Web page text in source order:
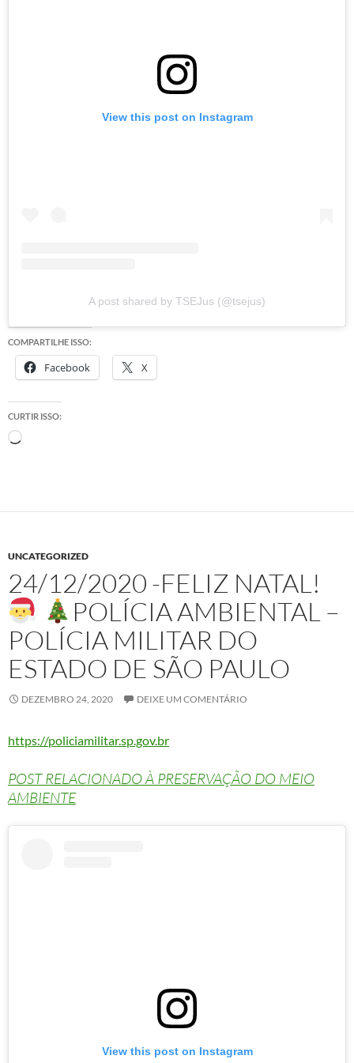
View this post on Instagram
A post shared by TSEJus (@tsejus)
COMPARTILHE ISSO:
Facebook X
CURTIR ISSO:
Carregando...
UNCATEGORIZED
24/12/2020 -FELIZ NATAL!
POLÍCIA AMBIENTAL –
POLÍCIA MILITAR DO
ESTADO DE SÃO PAULO
DEZEMBRO 24, 2020 DEIXE UM COMENTÁRIO
https://policiamilitar.sp.gov.br
POST RELACIONADO À PRESERVAÇÃO DO MEIO
AMBIENTE
View this post on Instagram